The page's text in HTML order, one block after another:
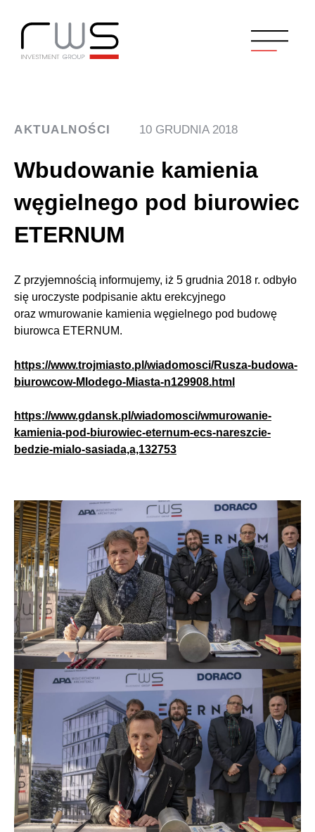
AKTUALNOŚCI 10 GRUDNIA 2018
Wbudowanie kamienia
węgielnego pod biurowiec
ETERNUM
Z przyjemnością informujemy, iż 5 grudnia 2018 r. odbyło
się uroczyste podpisanie aktu erekcyjnego
oraz wmurowanie kamienia węgielnego pod budowę
biurowca ETERNUM.
https://www.trojmiasto.pl/wiadomosci/Rusza-budowa-
biurowcow-Mlodego-Miasta-n129908.html
https://www.gdansk.pl/wiadomosci/wmurowanie-
kamienia-pod-biurowiec-eternum-ecs-nareszcie-
bedzie-mialo-sasiada,a,132753